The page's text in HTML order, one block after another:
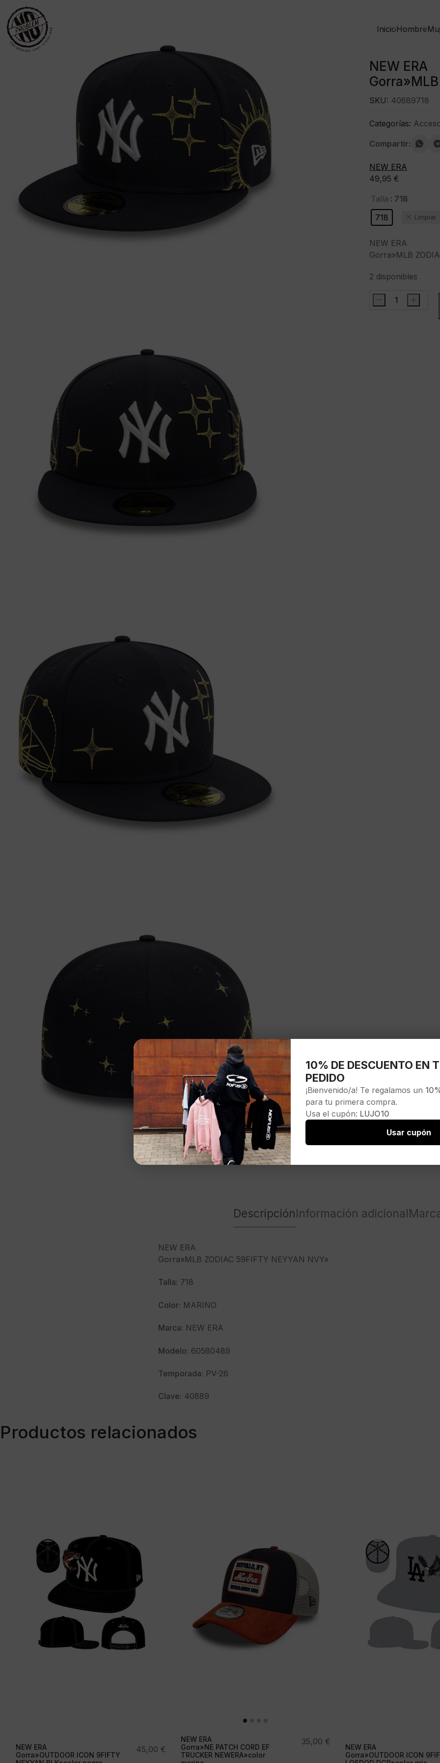
InicioHombre
NEW ERA
49,95 €
Talla : 718
718
Limpiar
NEW ERA
Gorra»MLB
2 disponibles
NEW
- +
SKU: 40889718
Categorías:
Compartir:
NEW ERA
DescripciónInformación adicional
NEW ERA
Gorra»MLB ZODIAC 59FIFTY NEYYAN NVY»
Talla: 718
Color: MARINO
Marca: NEW ERA
Modelo: 60580489
Temporada: PV-26
Clave: 40889
Productos relacionados
NEW ERA
Gorra»OUTDOOR ICON 9FIFTY
45,00 €
NEW ERA
Gorra»NE PATCH CORD EF
TRUCKER NEWERA»color
35,00 €
NEW ERA
Gorra»OUTDOOR ICON
10% DE DESCUENTO EN
PEDIDO
¡Bienvenido/a! Te regalamos un
para tu primera compra.
Usa el cupón: LUJO10
Usar cupón